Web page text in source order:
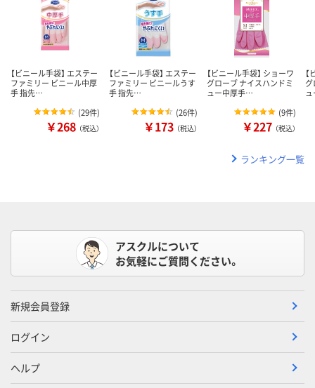
【ビニール手袋】 エステー
ファミリー ビニール中厚
手 指先…
(29件)
￥268 （税込）
【ビニール手袋】 エステー
ファミリー ビニールうす
手 指先…
(26件)
￥173 （税込）
【ビニール手袋】 ショーワ
グローブ ナイスハンドミ
ュー中厚手…
(9件)
￥227 （税込）
ランキング一覧
アスクルについて
お気軽にご質問ください。
新規会員登録
ログイン
ヘルプ